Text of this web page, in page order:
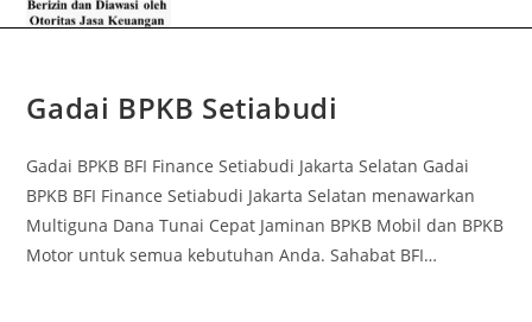
Gadai BPKB Setiabudi
Gadai BPKB BFI Finance Setiabudi Jakarta Selatan Gadai
BPKB BFI Finance Setiabudi Jakarta Selatan menawarkan
Multiguna Dana Tunai Cepat Jaminan BPKB Mobil dan BPKB
Motor untuk semua kebutuhan Anda. Sahabat BFI…